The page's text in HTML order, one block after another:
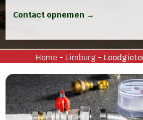
Contact opnemen →
Home- Limburg-